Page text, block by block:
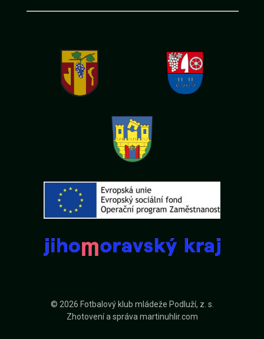
© 2026 Fotbalový klub mládeže Podluží, z. s.
Zhotovení a správamartinuhlir.com